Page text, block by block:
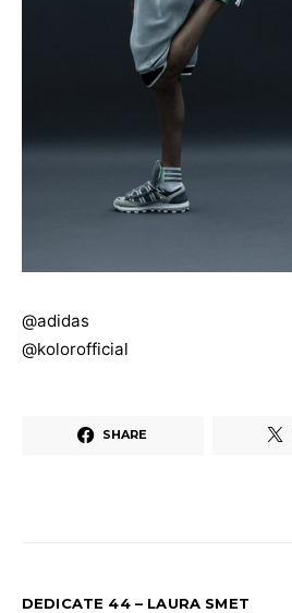
@adidas
@kolorofficial
SHARE
DEDICATE 44 – LAURA SMET